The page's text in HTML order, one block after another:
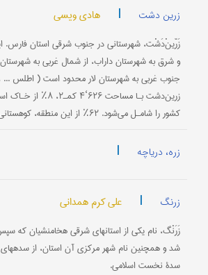
زرین دشت | هادی ویسی
زَرّینْ‌دَشْت، شهرستانی در جنوب شرقی استان فارس.
و شرق به شهرستان داراب، از شمال غربی به
کشور را شامـل می‌شود. ۶۲٪ از این منطقه، کوهستانی و...
زره، دریاچه |
زرنگ | علی کرم همدانی
زَرَنْگ، نام یکی از استانهای شرقی هخامنشیان که
شد و همچنین نام شهر مرکزی آن استان، از
سدۀ نخست اسلامی.